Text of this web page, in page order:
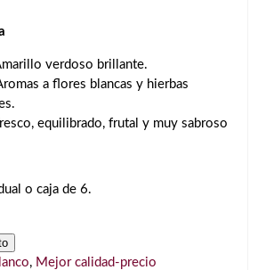
verdoso brillante.
a flores blancas y hierbas
equilibrado, frutal y muy sabroso
o caja de 6.
, Mejor calidad-precio